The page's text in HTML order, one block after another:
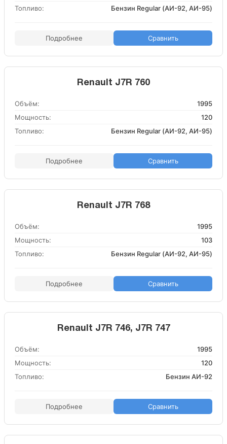
Топливо:
Бензин Regular (АИ-92, АИ-95)
Подробнее Сравнить
Renault J7R 760
Объём:
1995
Мощность:
120
Топливо:
Бензин Regular (АИ-92, АИ-95)
Подробнее Сравнить
Renault J7R 768
Объём:
1995
Мощность:
103
Топливо:
Бензин Regular (АИ-92, АИ-95)
Подробнее Сравнить
Renault J7R 746, J7R 747
Объём:
1995
Мощность:
120
Топливо:
Бензин АИ-92
Подробнее Сравнить